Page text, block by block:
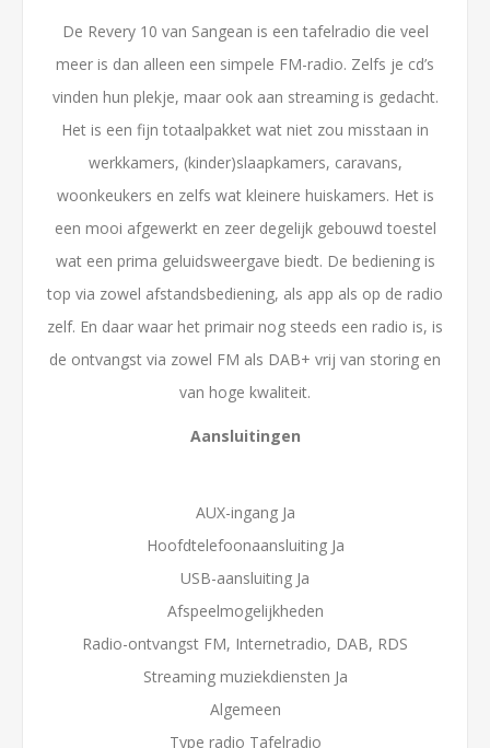
De Revery 10 van Sangean is een tafelradio die veel
meer is dan alleen een simpele FM-radio. Zelfs je cd’s
vinden hun plekje, maar ook aan streaming is gedacht.
Het is een fijn totaalpakket wat niet zou misstaan in
werkkamers, (kinder)slaapkamers, caravans,
woonkeukers en zelfs wat kleinere huiskamers. Het is
een mooi afgewerkt en zeer degelijk gebouwd toestel
wat een prima geluidsweergave biedt. De bediening is
top via zowel afstandsbediening, als app als op de radio
zelf. En daar waar het primair nog steeds een radio is, is
de ontvangst via zowel FM als DAB+ vrij van storing en
van hoge kwaliteit.
Aansluitingen
AUX-ingang Ja
Hoofdtelefoonaansluiting Ja
USB-aansluiting Ja
Afspeelmogelijkheden
Radio-ontvangst FM, Internetradio, DAB, RDS
Streaming muziekdiensten Ja
Algemeen
Type radio Tafelradio